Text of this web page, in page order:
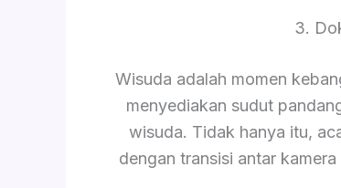
3.
Wisuda adalah momen
menyediakan sudut
wisuda. Tidak hanya itu,
dengan transisi antar